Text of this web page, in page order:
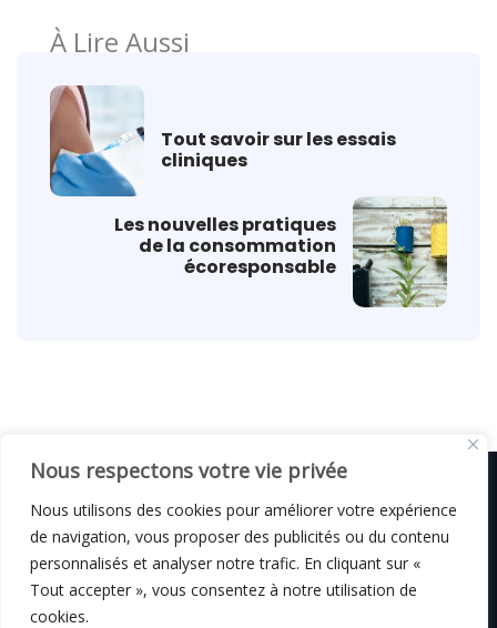
Nous respectons votre vie privée
Nous utilisons des cookies pour améliorer votre expérience
de navigation, vous proposer des publicités ou du contenu
personnalisés et analyser notre trafic. En cliquant sur «
Tout accepter », vous consentez à notre utilisation de
cookies.
À Lire Aussi
Tout savoir sur les essais
cliniques
Les nouvelles pratiques
de la consommation
écoresponsable
© C i E M2026
Mentions légales